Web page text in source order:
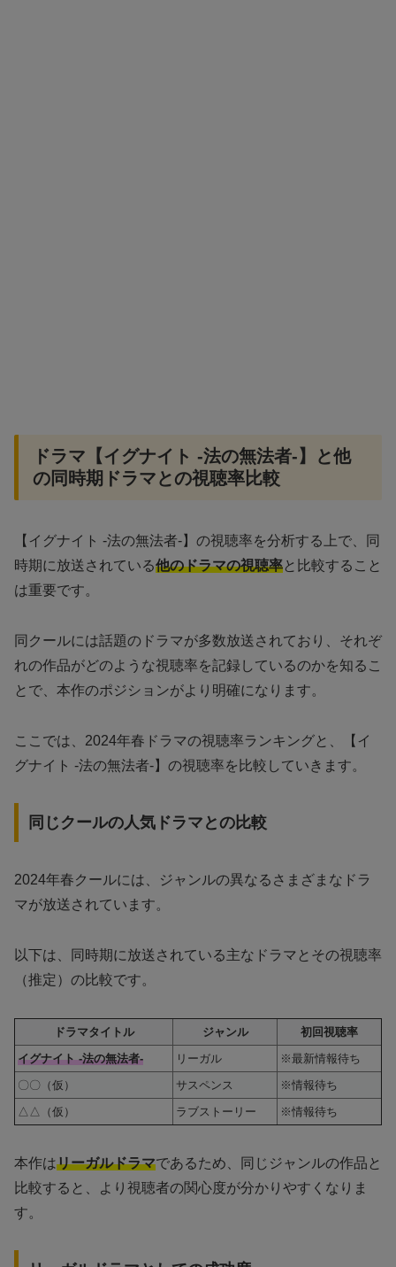
ドラマ【イグナイト -法の無法者-】と他
の同時期ドラマとの視聴率比較
【イグナイト -法の無法者-】の視聴率を分析する上で、同
時期に放送されている他のドラマの視聴率と比較すること
は重要です。
同クールには話題のドラマが多数放送されており、それぞ
れの作品がどのような視聴率を記録しているのかを知るこ
とで、本作のポジションがより明確になります。
ここでは、2024年春ドラマの視聴率ランキングと、【イ
グナイト -法の無法者-】の視聴率を比較していきます。
同じクールの人気ドラマとの比較
2024年春クールには、ジャンルの異なるさまざまなドラ
マが放送されています。
以下は、同時期に放送されている主なドラマとその視聴率
（推定）の比較です。
ドラマタイトル ジャンル
初回視聴率
イグナイト -法の無法者-
リーガル
※最新情報待ち
〇〇（仮）
サスペンス
※情報待ち
△△（仮）
ラブストーリー ※情報待ち
本作はリーガルドラマであるため、同じジャンルの作品と
比較すると、より視聴者の関心度が分かりやすくなりま
す。